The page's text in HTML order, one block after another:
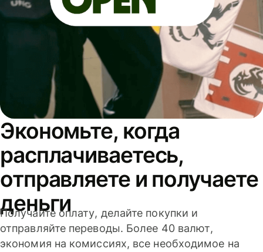
Экономьте, когда
расплачиваетесь,
отправляете и получаете
деньги
Получайте оплату, делайте покупки и
отправляйте переводы. Более 40 валют,
экономия на комиссиях, все необходимое на